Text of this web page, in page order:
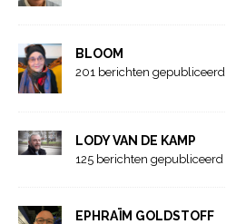
BLOOM
201 berichten gepubliceerd
LODY VAN DE KAMP
125 berichten gepubliceerd
EPHRAÏM GOLDSTOFF